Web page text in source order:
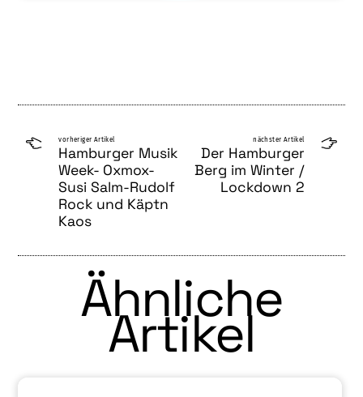
vorheriger Artikel
Hamburger Musik
Week- Oxmox-
Susi Salm-Rudolf
Rock und Käptn
Kaos
nächster Artikel
Der Hamburger
Berg im Winter /
Lockdown 2
Ähnliche
Artikel